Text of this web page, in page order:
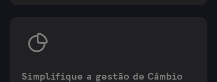
Simplifique a gestão de Câmbio